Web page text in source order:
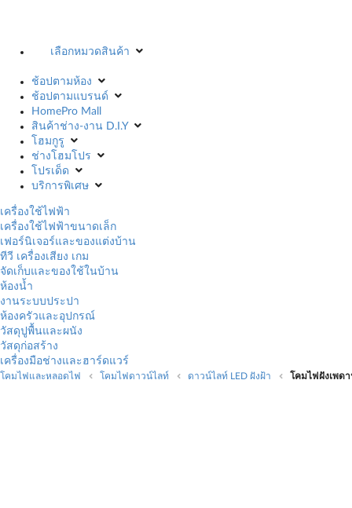
เลือกหมวดสินค้า
ช้อปตามห้อง
ช้อปตามแบรนด์
HomePro Mall
สินค้าช่าง-งาน D.I.Y
โฮมกูรู
ช่างโฮมโปร
โปรเด็ด
บริการพิเศษ
เครื่องใช้ไฟฟ้า
เครื่องใช้ไฟฟ้าขนาดเล็ก
เฟอร์นิเจอร์และของแต่งบ้าน
ทีวี เครื่องเสียง เกม
จัดเก็บและของใช้ในบ้าน
ห้องน้ำ
งานระบบประปา
ห้องครัวและอุปกรณ์
วัสดุปูพื้นและผนัง
วัสดุก่อสร้าง
เครื่องมือช่างและฮาร์ดแวร์
โคมไฟและหลอดไฟ โคมไฟดาวน์ไลท์ ดาวน์ไลท์ LED ฝังฝ้า โคมไฟฝังเพดา